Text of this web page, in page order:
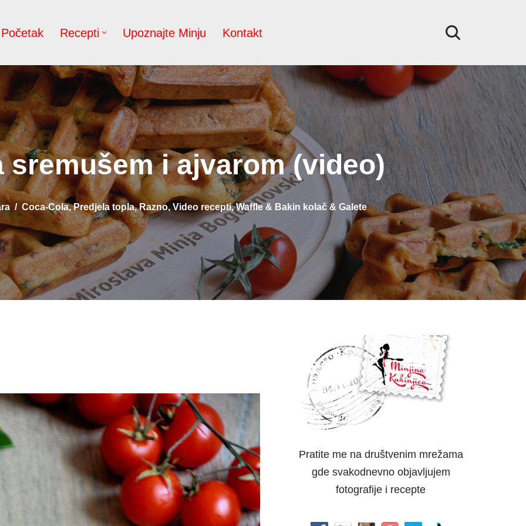
Početak Recepti Upoznajte Minju Kontakt
sremušem i ajvarom (video)
Coca-Cola,Predjela topla,Razno,Video recepti,Waffle & Bakin kolač & Galete
Pratite me na društvenim mrežama
gde svakodnevno objavljujem
fotografije i recepte